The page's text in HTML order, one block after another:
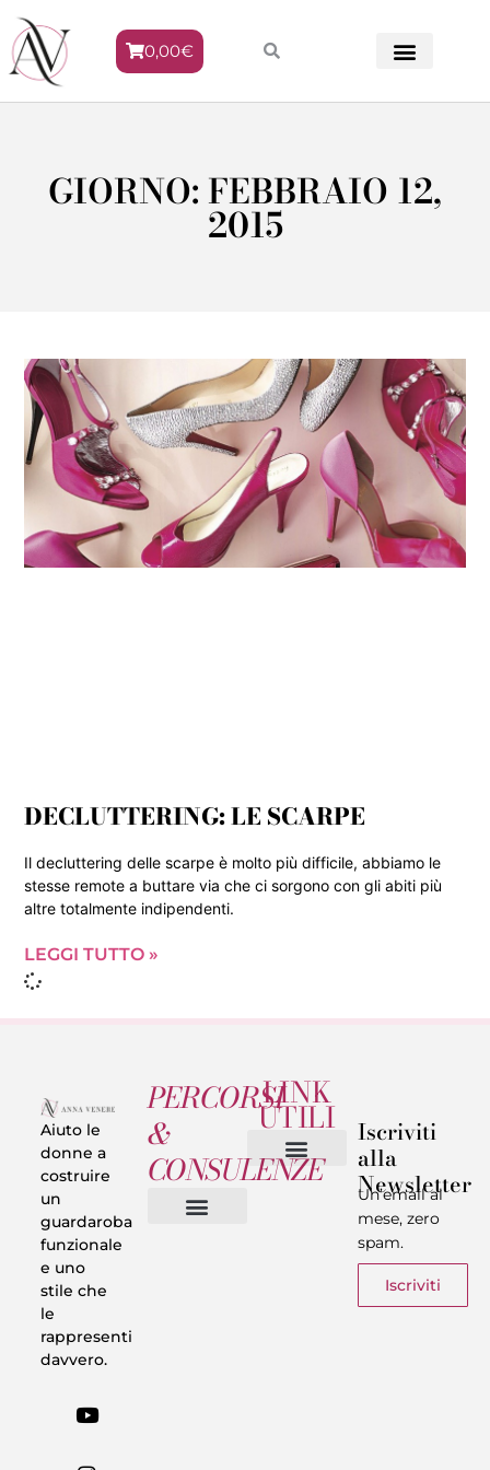
0,00€
GIORNO: FEBBRAIO 12,
2015
DECLUTTERING: LE SCARPE
Il decluttering delle scarpe è molto più difficile, abbiamo le
stesse remote a buttare via che ci sorgono con gli abiti più
altre totalmente indipendenti.
LEGGI TUTTO »
Aiuto le
donne a
costruire
un
guardaroba
funzionale
e uno
stile che
le
rappresenti
davvero.
PERCORSI
&
CONSULENZE
LINK
UTILI Iscriviti
alla
Newsletter
Un’email al
mese, zero
spam.
Iscriviti